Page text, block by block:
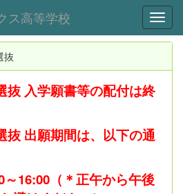
ス高等学校
抜
抜 入学願書等の配付は終
抜 出願期間は、以下の通
（＊正午から午後